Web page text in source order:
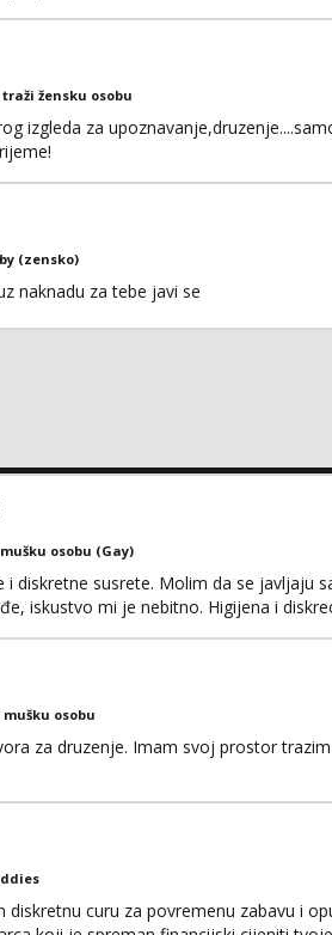
žensku osobu
izgleda za
(zensko)
naknadu za tebe javi se
osobu (Gay)
diskretne susrete. Molim da se javljaju
iskustvo mi je nebitno. Higijena i
osobu
za druzenje. Imam svoj prostor
diskretnu curu za povremenu zabavu i